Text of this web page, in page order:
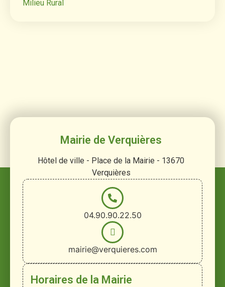
Mairie de Verquières
Hôtel de ville - Place de la Mairie - 13670
Verquières
04.90.90.22.50
mairie@verquieres.com
Horaires de la Mairie